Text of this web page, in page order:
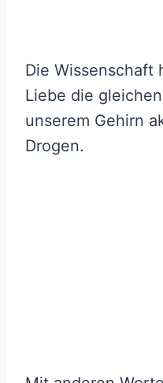
Die Wissenschaft
Liebe die
unserem Gehirn
Drogen.